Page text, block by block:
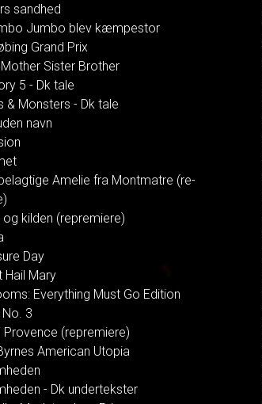
sandhed
Jumbo blev kæmpestor
Grand Prix
Sister Brother
5 - Dk tale
& Monsters - Dk tale
navn
Amelie fra Montmatre (re-
og kilden (repremiere)
Day
Hail Mary
Everything Must Go Edition
3
Provence (repremiere)
American Utopia
- Dk undertekster